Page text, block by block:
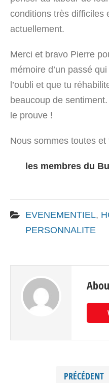
conditions très difficiles
actuellement.
Merci et bravo Pierre
mémoire d’un passé
l’oubli et que tu
beaucoup de
le prouve !
Nous sommes toutes
les membres du
EVENEMENTIEL,
PERSONNALITE
PRÉCÉDENT